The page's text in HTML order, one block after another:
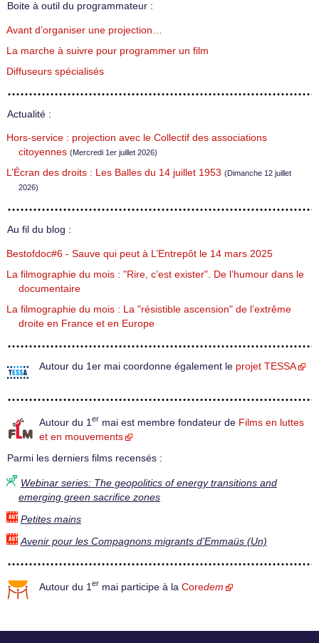
Boite à outil du programmateur :
Avant d’organiser une projection…
La marche à suivre pour programmer un film
Diffuseurs spécialisés
Actualité :
Hors-service : projection avec le Collectif des associations
citoyennes (Mercredi 1er juillet 2026)
L’Écran des droits : Les Balles du 14 juillet 1953 (Dimanche 12 juillet
2026)
Au fil du blog :
Bestofdoc#6 - Sauve qui peut à L’Entrepôt le 14 mars 2025
La filmographie du mois : "Rire, c’est exister". De l’humour dans le
documentaire
La filmographie du mois : La "résistible ascension" de l’extrême
droite en France et en Europe
Autour du 1er mai coordonne également le projet TESSA
Autour du 1 er mai est membre fondateur de Films en luttes
et en mouvements
Parmi les derniers films recensés :
Webinar series: The geopolitics of energy transitions and
emerging green sacrifice zones
Petites mains
Avenir pour les Compagnons migrants d’Emmaüs (Un)
Autour du 1 er mai participe à la Coredem